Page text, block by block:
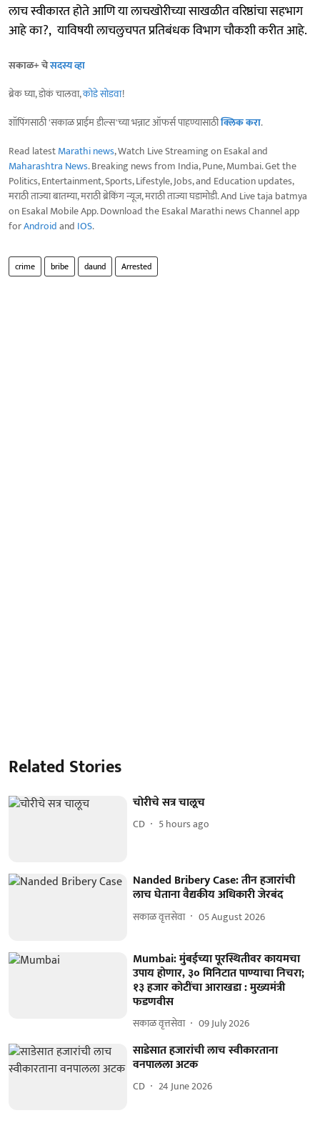
लाच स्वीकारत होते आणि या लाचखोरीच्या साखळीत वरिष्ठांचा सहभाग
आहे का?, याविषयी लाचलुचपत प्रतिबंधक विभाग चौकशी करीत आहे.
सकाळ+ चेसदस्य व्हा
ब्रेक घ्या, डोकं चालवा,कोडे सोडवा!
शॉपिंगसाठी 'सकाळ प्राईम डील्स'च्या भन्नाट ऑफर्स पाहण्यासाठीक्लिक करा.
Read latestMarathi news, Watch Live Streaming on Esakal and
Maharashtra News. Breaking news from India, Pune, Mumbai. Get the
Politics, Entertainment, Sports, Lifestyle, Jobs, and Education updates,
मराठी ताज्या बातम्या, मराठी ब्रेकिंग न्यूज, मराठी ताज्या घडामोडी. And Live taja batmya
on Esakal Mobile App. Download the Esakal Marathi news Channel app
forAndroidand IOS.
crime bribe daund Arrested
Related Stories
चोरीचे सत्र चालूच
CD 5 hours ago
Nanded Bribery Case: तीन हजारांची
लाच घेताना वैद्यकीय अधिकारी जेरबंद
सकाळ वृत्तसेवा 05 August 2026
Mumbai: मुंबईच्या पूरस्थितीवर कायमचा
उपाय होणार, ३० मिनिटात पाण्याचा निचरा;
१३ हजार कोटींचा आराखडा : मुख्यमंत्री
फडणवीस
सकाळ वृत्तसेवा 09 July 2026
साडेसात हजारांची लाच स्वीकारताना
वनपालला अटक
CD 24 June 2026